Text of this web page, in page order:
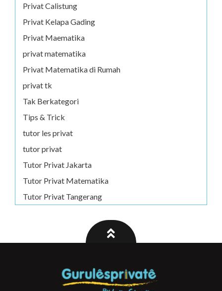
Privat Calistung
Privat Kelapa Gading
Privat Maematika
privat matematika
Privat Matematika di Rumah
privat tk
Tak Berkategori
Tips & Trick
tutor les privat
tutor privat
Tutor Privat Jakarta
Tutor Privat Matematika
Tutor Privat Tangerang